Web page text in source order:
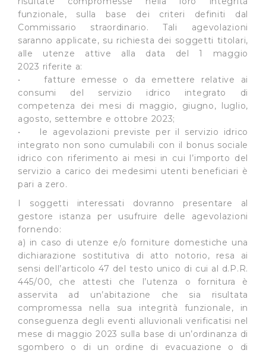
funzionale, sulla base dei criteri definiti dal
Commissario straordinario. Tali agevolazioni
saranno applicate, su richiesta dei soggetti titolari,
alle utenze attive alla data del 1 maggio
2023 riferite a:
• fatture emesse o da emettere relative ai
consumi del servizio idrico integrato di
competenza dei mesi di maggio, giugno, luglio,
agosto, settembre e ottobre 2023;
• le agevolazioni previste per il servizio idrico
integrato non sono cumulabili con il bonus sociale
idrico con riferimento ai mesi in cui l’importo del
servizio a carico dei medesimi utenti beneficiari è
pari a zero.
I soggetti interessati dovranno presentare al
gestore istanza per usufruire delle agevolazioni
fornendo:
a) in caso di utenze e/o forniture domestiche una
dichiarazione sostitutiva di atto notorio, resa ai
sensi dell’articolo 47 del testo unico di cui al d.P.R.
445/00, che attesti che l’utenza o fornitura è
asservita ad un’abitazione che sia risultata
compromessa nella sua integrità funzionale, in
conseguenza degli eventi alluvionali verificatisi nel
mese di maggio 2023 sulla base di un’ordinanza di
sgombero o di un ordine di evacuazione o di